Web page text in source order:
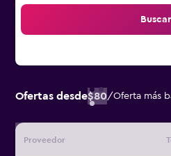
Buscar
Ofertas desde$80/Oferta más
Proveedor